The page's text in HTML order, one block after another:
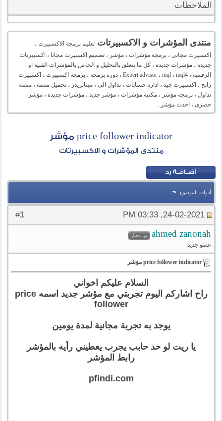
الملاحظات
منتدى المؤشرات و الاكسبيرتات تعليم برمجة الاكسبيرت ،
اكسبيرت مجانى ، برمجة مؤشرات ، مؤشر ، تصميم اكسبيرت مجانا ، اكسبيرتات
جديدة ، مؤشرات جديدة ، كل ما يتعلق بالتحليل و الخاص بالمؤشرات الفنية او
الرقمية ، Expert advisor ، mql ، mql4 ، دورة برمجة ، برمجة اكسبيرت ، اكسبيرت
رابح ، اكسبيرت جيد ، ادارة حسابات ، تداول الى ، ميتاتريدر ، تحميل منصة ، منصة
تداول ، برمجة مؤشر ، مكتبة مؤشرات ، مؤشر جديد ، مؤشرات جديدة ، مؤشر
حصرى ، احدث مؤشر .
price follower indicator مؤشر
منتدى المؤشرات و الاكسبيرتات
أدوات الموضوع
#
1 24-02-2021, 03:33 PM
ahmed zanonah
عضو جديد
price follower indicator مؤشر
السلام عليكم اخواني
راح اشاركم اليوم تجربتي مع مؤشر جديد اسمه price
follower
يوجد به تجربة مجانية لمدة يومين
يا ريت لو حد حابب يجرب يعطيني رأيه بالمؤشر
رابط المؤشر
pfindi.com